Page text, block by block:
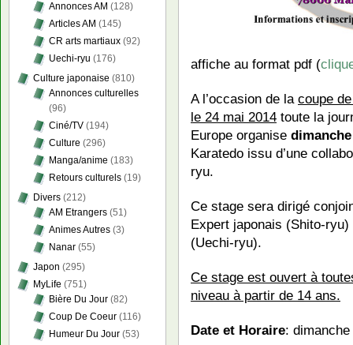
affiche au format pdf (
A l’occasion de la coupe
le 24 mai 2014 toute la
Europe organise
Karatedo issu d’une
ryu.
Ce stage sera dirigé
Expert japonais (Shito-
(Uechi-ryu).
Ce stage est ouvert à
niveau à partir de 14 ans.
Date et Horaire:
Annonces AM (128)
Articles AM (145)
CR arts martiaux (92)
Uechi-ryu (176)
Culture japonaise (810)
Annonces culturelles
(96)
Ciné/TV (194)
Culture (296)
Manga/anime (183)
Retours culturels (19)
Divers (212)
AM Etrangers (51)
Animes Autres (3)
Nanar (55)
Japon (295)
MyLife (751)
Bière Du Jour (82)
Coup De Coeur (116)
Humeur Du Jour (53)